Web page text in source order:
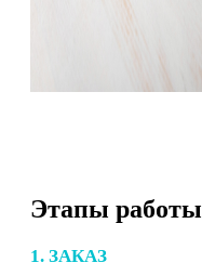
Этапы работы
1. ЗАКАЗ